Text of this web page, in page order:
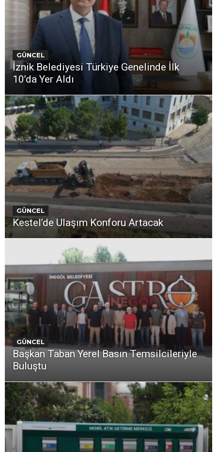
GÜNCEL
İznik Belediyesi Türkiye Genelinde İlk
10’da Yer Aldı
GÜNCEL
Kestel’de Ulaşım Konforu Artacak
GÜNCEL
Başkan Taban Yerel Basın Temsilcileriyle
Buluştu